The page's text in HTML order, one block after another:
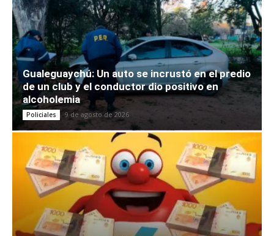
Gualeguaychú: Un auto se incrustó en el predio
de un club y el conductor dio positivo en
alcoholemia
Policiales 9 de agosto de 2026